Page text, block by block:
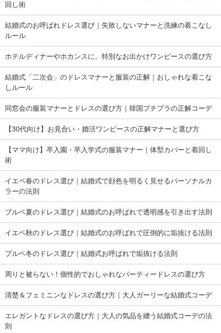
回し術
結婚式のお呼ばれドレス選び｜失敗しないマナーと洗練の着こなし
ルール
ホテルディナーやホカンスに。特別なお出かけワンピースの選び方
結婚式「二次会」のドレスマナーと服装の正解｜おしゃれな着こな
しルール
同窓会の服装マナーとドレスの選び方｜韓国プチプラの正解コーデ
【30代向け】お見合い・婚活ワンピースの正解マナーと選び方
【ママ向け】卒入園・卒入学式の服装マナー｜体型カバーと着回し
術
イエベ春のドレス選び｜結婚式で顔色を明るく見せるパーソナルカ
ラーの法則
ブルベ夏のドレス選び｜結婚式のお呼ばれで透明感を引き出す法則
イエベ秋のドレス選び｜結婚式のお呼ばれで圧倒的に垢抜ける法則
ブルベ冬のドレス選び｜結婚式お呼ばれで垢抜ける法則
周りと被らない！個性的でおしゃれなパーティードレスの選び方
清楚＆フェミニンなドレスの選び方｜大人ガーリーな結婚式コーデ
エレガントなドレスの選び方｜大人の気品を纏う結婚式コーデの法
則